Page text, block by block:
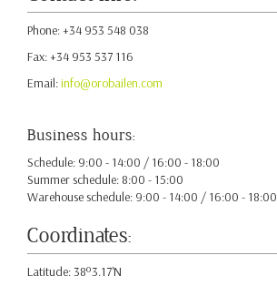
Phone: +34 953 548 038
Fax: +34 953 537 116
Email:info@orobailen.com
Business hours:
Schedule: 9:00 - 14:00 / 16:00 - 18:00
Summer schedule: 8:00 - 15:00
Warehouse schedule: 9:00 - 14:00 / 16:00 - 18:00
Coordinates:
Latitude: 38º3.17'N